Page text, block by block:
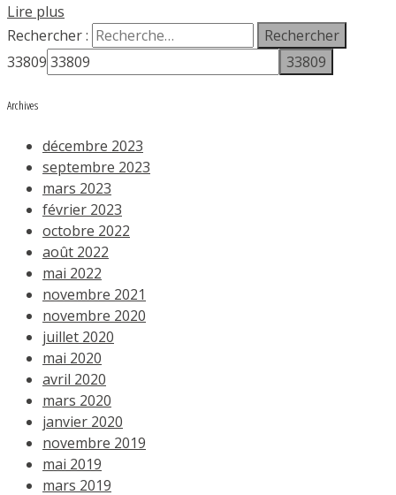
Lire plus
Rechercher :
33809
Archives
décembre 2023
septembre 2023
mars 2023
février 2023
octobre 2022
août 2022
mai 2022
novembre 2021
novembre 2020
juillet 2020
mai 2020
avril 2020
mars 2020
janvier 2020
novembre 2019
mai 2019
mars 2019